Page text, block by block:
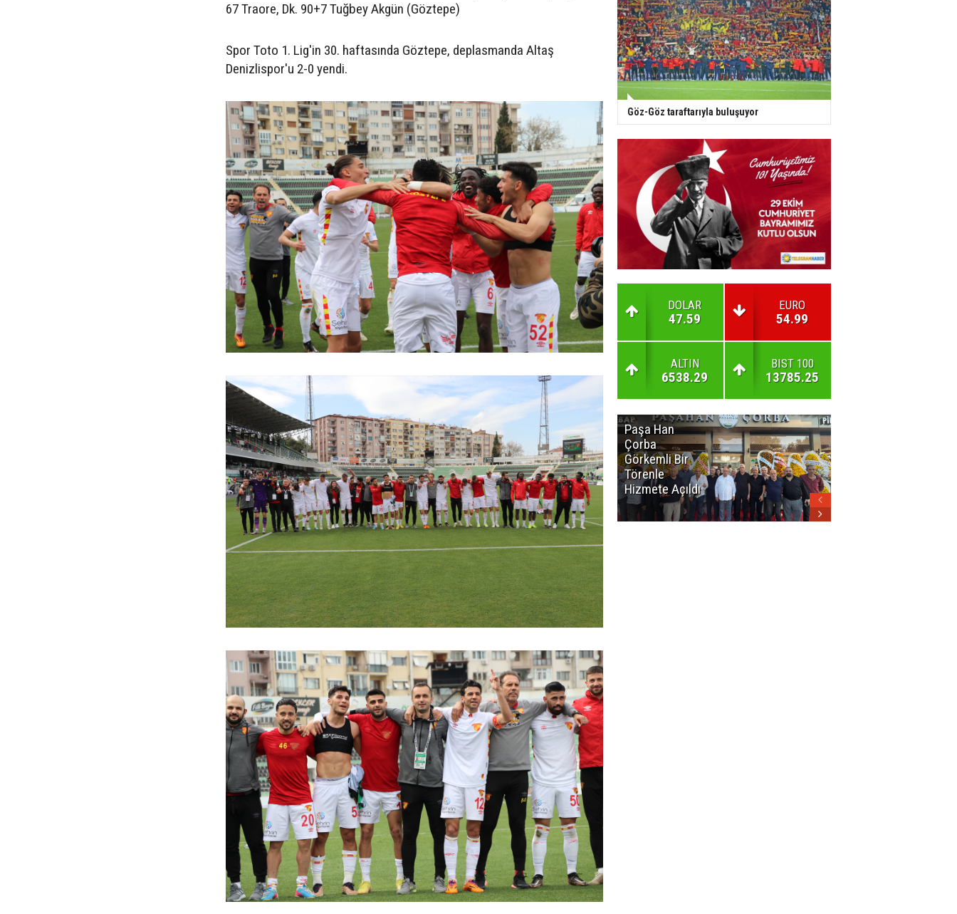
67 Traore, Dk. 90+7 Tuğbey Akgün (Göztepe)
Spor Toto 1. Lig'in 30. haftasında Göztepe, deplasmanda Altaş
Denizlispor'u 2-0 yendi.
Göz-Göz taraftarıyla buluşuyor
DOLAR
47.59
EURO
54.99
ALTIN
6538.29
BIST 100
13785.25
Paşa Han
Çorba
Görkemli Bir
Törenle
Hizmete Açıldı